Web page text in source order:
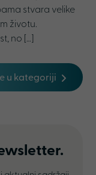
stvara velike
životu.
no […]
u kategoriji